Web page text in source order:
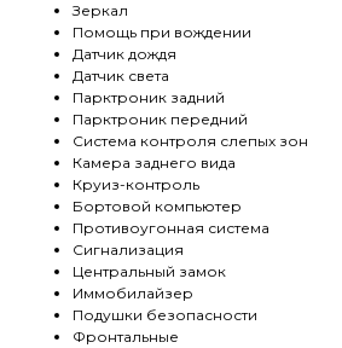
Зеркал
Помощь при вождении
Датчик дождя
Датчик света
Парктроник задний
Парктроник передний
Система контроля слепых зон
Камера заднего вида
Круиз-контроль
Бортовой компьютер
Противоугонная система
Сигнализация
Центральный замок
Иммобилайзер
Подушки безопасности
Фронтальные